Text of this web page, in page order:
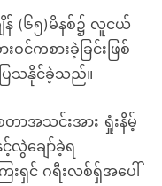
(၆၅)မိနစ်၌ လူငယ်
ကစားခဲ့ခြင်းဖြစ်
ြသနိုင်ခဲ့သည်။
ာအသင်းအား ရှုံးနိမ့်
လွဲချော်ခဲ့ရ
ရှင် ဂရီးလစ်ရှ်အပေါ်